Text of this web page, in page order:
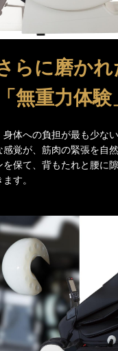
らに磨かれ
「無重力体験
身体への負担が最も少な
覚が、筋肉の緊張を自
保て、背もたれと腰に
す。